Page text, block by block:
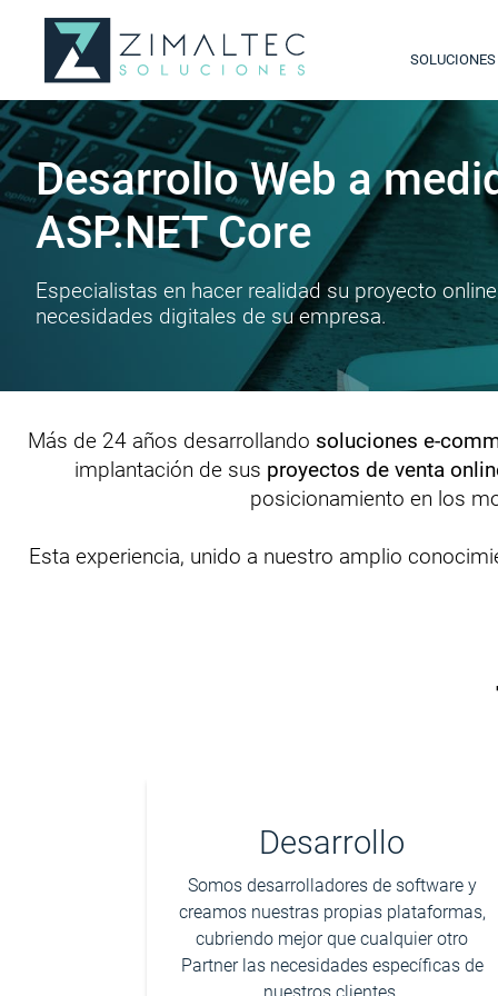
SOLUCIONES
Desarrollo Web a
ASP.NET Core
Especialistas en hacer realidad su proyecto
necesidades digitales de su empresa.
Más de 24 años desarrollando soluciones e-
implantación de sus proyectos de venta
posicionamiento en los
Esta experiencia, unido a nuestro amplio
Desarrollo
Somos desarrolladores de software y
creamos nuestras propias plataformas,
cubriendo mejor que cualquier otro
Partner las necesidades específicas de
nuestros clientes.